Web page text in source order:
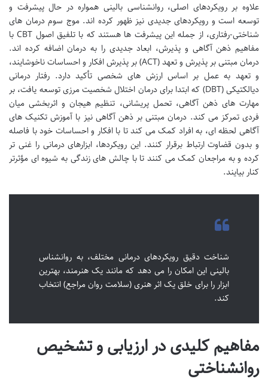
علاوه بر رویکردهای اصلی، روانشناسی بالینی همواره در حال پیشرفت و
توسعه است و رویکردهای جدیدی نیز ظهور کرده اند. موج سوم درمان های
شناختی-رفتاری، از جمله این پیشرفت ها هستند که با تلفیق اصول CBT با
مفاهیم ذهن آگاهی و پذیرش، ابعاد جدیدی را به درمان اضافه کرده اند.
درمان مبتنی بر پذیرش و تعهد (ACT) بر پذیرش افکار و احساسات ناخوشایند،
و تعهد به عمل بر اساس ارزش های شخصی تأکید دارد. رفتار درمانی
دیالکتیکی (DBT) که ابتدا برای درمان اختلال شخصیت مرزی توسعه یافت، بر
مهارت های ذهن آگاهی، تحمل پریشانی، تنظیم هیجان و اثربخشی میان
فردی تمرکز می کند. درمان مبتنی بر ذهن آگاهی نیز با آموزش تکنیک های
آگاهی لحظه ای، به افراد کمک می کند تا با افکار و احساسات خود با فاصله
و بدون قضاوت ارتباط برقرار کنند. این رویکردها، ابزارهای درمانی را غنی تر
کرده و به مراجعان کمک می کنند تا با چالش های زندگی به شیوه ای مؤثرتر
کنار بیایند.
شناخت دقیق رویکردهای درمانی مختلف، به روانشناس
بالینی این امکان را می دهد که مانند یک هنرمند، بهترین
ابزار را برای خلق یک اثر هنری (سلامت روان مراجع) انتخاب
کند.
مفاهیم کلیدی در ارزیابی و تشخیص
روانشناختی